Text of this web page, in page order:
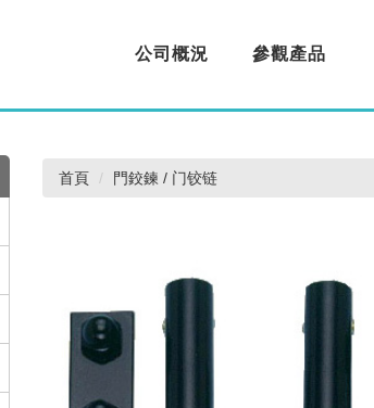
公司概況 參觀產品
首頁 門鉸鍊 / 门铰链